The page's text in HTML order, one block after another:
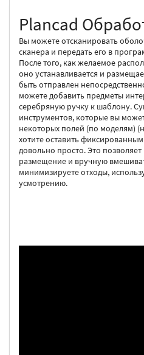
Plancad
Вы можете отсканировать
сканера и передать его в
После того, как желаемое
оно устанавливается и
быть отправлен
можете добавить предметы
серебряную ручку к шаблону.
инструментов, которые вы
некоторых полей (по моделям)
хотите оставить
довольно просто. Это
размещение и вручную
минимизируете отходы,
усмотрению.